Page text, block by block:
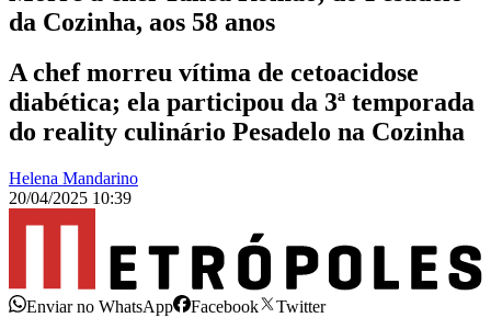
da Cozinha, aos 58 anos
A chef morreu vítima de cetoacidose
diabética; ela participou da 3ª temporada
do reality culinário Pesadelo na Cozinha
Helena Mandarino
20/04/2025 10:39
Enviar no WhatsApp Facebook
Twitter